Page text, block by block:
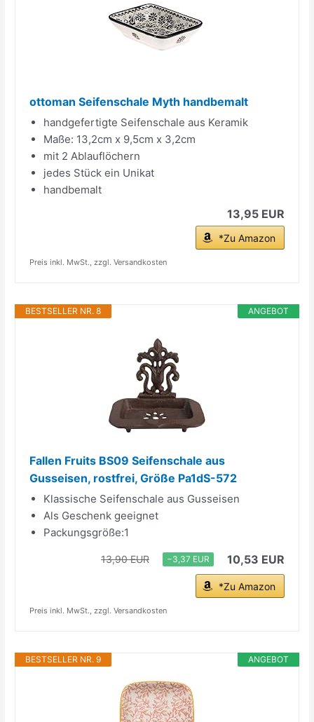
ottoman Seifenschale Myth handbemalt
handgefertigte Seifenschale aus Keramik
Maße: 13,2cm x 9,5cm x 3,2cm
mit 2 Ablauflöchern
jedes Stück ein Unikat
handbemalt
13,95 EUR
*Zu Amazon
Preis inkl. MwSt., zzgl. Versandkosten
ANGEBOT
BESTSELLER NR. 8
Fallen Fruits BS09 Seifenschale aus
Gusseisen, rostfrei, Größe Pa1dS-572
Klassische Seifenschale aus Gusseisen
Als Geschenk geeignet
Packungsgröße:1
13,90 EUR −3,37 EUR 10,53 EUR
*Zu Amazon
Preis inkl. MwSt., zzgl. Versandkosten
ANGEBOT
BESTSELLER NR. 9